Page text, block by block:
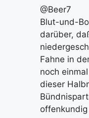
@Beer7
Blut-und-
darüber,
Fahne in
noch
dieser
offenkundig